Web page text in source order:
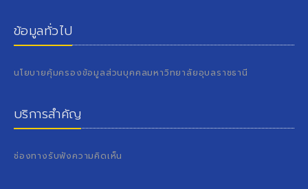
ข้อมูลทั่วไป
นโยบายคุ้มครองข้อมูลส่วนบุคคลมหาวิทยาลัยอุบลราชธานี
บริการสำคัญ
ช่องทางรับฟังความคิดเห็น